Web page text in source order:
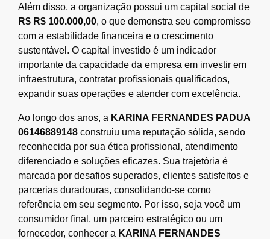
Além disso, a organização possui um capital social de
R$ R$ 100.000,00, o que demonstra seu compromisso
com a estabilidade financeira e o crescimento
sustentável. O capital investido é um indicador
importante da capacidade da empresa em investir em
infraestrutura, contratar profissionais qualificados,
expandir suas operações e atender com excelência.
Ao longo dos anos, a KARINA FERNANDES PADUA
06146889148 construiu uma reputação sólida, sendo
reconhecida por sua ética profissional, atendimento
diferenciado e soluções eficazes. Sua trajetória é
marcada por desafios superados, clientes satisfeitos e
parcerias duradouras, consolidando-se como
referência em seu segmento. Por isso, seja você um
consumidor final, um parceiro estratégico ou um
fornecedor, conhecer a KARINA FERNANDES